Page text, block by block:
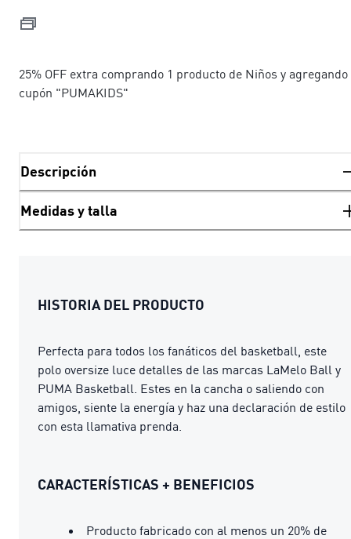
25% OFF extra comprando 1 producto de Niños y
cupón "PUMAKIDS"
Descripción
Medidas y talla
HISTORIA DEL PRODUCTO
Perfecta para todos los fanáticos del basketball, este
polo oversize luce detalles de las marcas LaMelo Ball y
PUMA Basketball. Estes en la cancha o saliendo con
amigos, siente la energía y haz una declaración de estilo
con esta llamativa prenda.
CARACTERÍSTICAS + BENEFICIOS
Producto fabricado con al menos un 20% de